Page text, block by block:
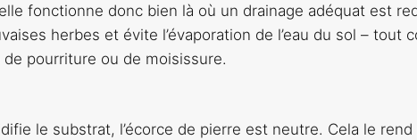
fonctionne donc bien là où un drainage adéquat est
herbes et évite l’évaporation de l’eau du sol – tout
pourriture ou de moisissure.
le substrat, l’écorce de pierre est neutre. Cela le